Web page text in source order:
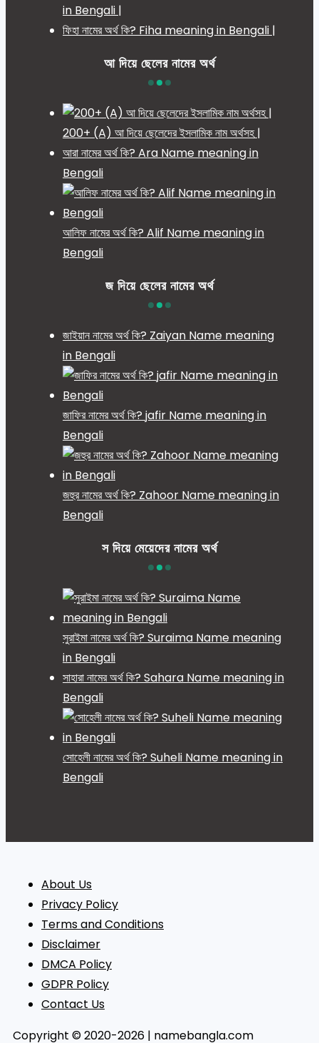
in Bengali |
ফিহা নামের অর্থ কি? Fiha meaning in Bengali |
আ দিয়ে ছেলের নামের অর্থ
200+ (A) আ দিয়ে ছেলেদের ইসলামিক নাম অর্থসহ |
আরা নামের অর্থ কি? Ara Name meaning in
Bengali
আলিফ নামের অর্থ কি? Alif Name meaning in
Bengali
জ দিয়ে ছেলের নামের অর্থ
জাইয়ান নামের অর্থ কি? Zaiyan Name meaning
in Bengali
জাফির নামের অর্থ কি? jafir Name meaning in
Bengali
জহুর নামের অর্থ কি? Zahoor Name meaning in
Bengali
স দিয়ে মেয়েদের নামের অর্থ
সুরাইমা নামের অর্থ কি? Suraima Name meaning
in Bengali
সাহারা নামের অর্থ কি? Sahara Name meaning in
Bengali
সোহেলী নামের অর্থ কি? Suheli Name meaning in
Bengali
About Us
Privacy Policy
Terms and Conditions
Disclaimer
DMCA Policy
GDPR Policy
Contact Us
Copyright © 2020-2026 | namebangla.com